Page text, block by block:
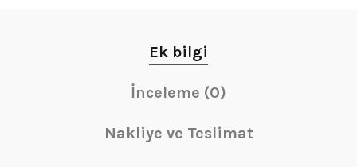
Ek bilgi
İnceleme (0)
Nakliye ve Teslimat